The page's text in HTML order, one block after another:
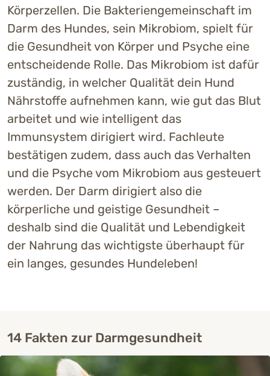
Körperzellen. Die Bakteriengemeinschaft im
Darm des Hundes, sein Mikrobiom, spielt für
die Gesundheit von Körper und Psyche eine
entscheidende Rolle. Das Mikrobiom ist dafür
zuständig, in welcher Qualität dein Hund
Nährstoffe aufnehmen kann, wie gut das Blut
arbeitet und wie intelligent das
Immunsystem dirigiert wird. Fachleute
bestätigen zudem, dass auch das Verhalten
und die Psyche vom Mikrobiom aus gesteuert
werden. Der Darm dirigiert also die
körperliche und geistige Gesundheit –
deshalb sind die Qualität und Lebendigkeit
der Nahrung das wichtigste überhaupt für
ein langes, gesundes Hundeleben!
14 Fakten zur Darmgesundheit